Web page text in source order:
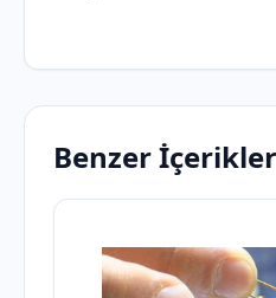
Benzer İçerikler